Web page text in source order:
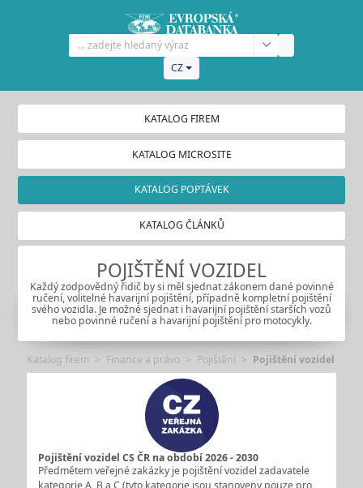
CZ
KATALOG FIREM
KATALOG MICROSITE
KATALOG POPTÁVEK
KATALOG ČLÁNKŮ
POJIŠTĚNÍ VOZIDEL
Každý zodpovědný řidič by si měl sjednat zákonem dané povinné
ručení, volitelné havarijní pojištění, případně kompletní pojištění
svého vozidla. Je možné sjednat i havarijní pojištění starších vozů
nebo povinné ručení a havarijní pojištění pro motocykly.
Katalog firem Finance a právo Pojištění Pojištění vozidel
Pojištění vozidel CS ČR na období 2026 - 2030
Předmětem veřejné zakázky je pojištění vozidel zadavatele
kategorie A, B a C (tyto kategorie jsou stanoveny pouze pro